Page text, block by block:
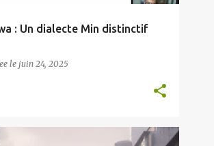
: Un dialecte Min distinctif
le juin 24, 2025